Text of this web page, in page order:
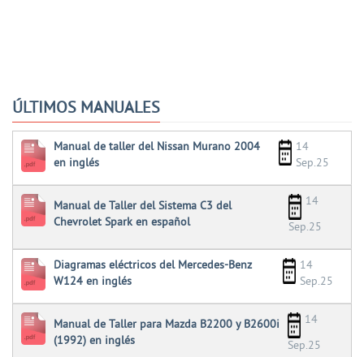
ÚLTIMOS MANUALES
Manual de taller del Nissan Murano 2004
en inglés
14
Sep.25
Manual de Taller del Sistema C3 del
Chevrolet Spark en español
14
Sep.25
Diagramas eléctricos del Mercedes-Benz
W124 en inglés
14
Sep.25
Manual de Taller para Mazda B2200 y B2600i
(1992) en inglés
14
Sep.25